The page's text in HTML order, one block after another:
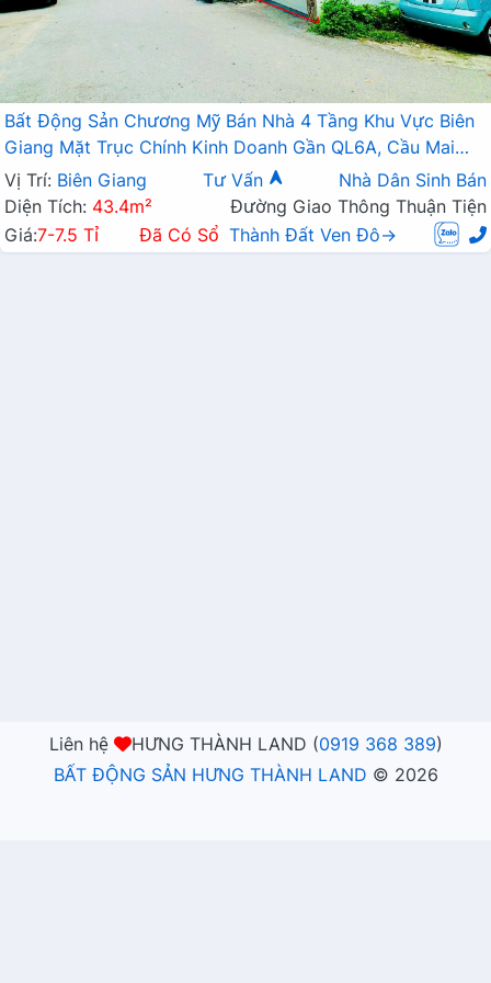
Bất Động Sản Chương Mỹ Bán Nhà 4 Tầng Khu Vực Biên
Giang Mặt Trục Chính Kinh Doanh Gần QL6A, Cầu Mai
Lĩnh Đang Mở Rộng
Vị Trí: Biên Giang Tư Vấn
Nhà Dân Sinh Bán
Diện Tích: 43.4m²
Đường Giao Thông Thuận Tiện
Giá:7-7.5 Tỉ Đã Có Sổ Thành Đất Ven Đô→
Liên hệ HƯNG THÀNH LAND (0919 368 389)
BẤT ĐỘNG SẢN HƯNG THÀNH LAND © 2026